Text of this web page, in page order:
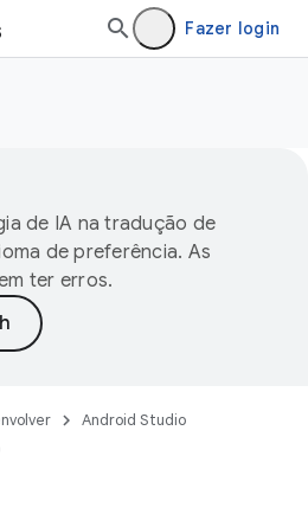
Fazer login
de IA na tradução de
de preferência. As
ter erros.
Android Studio